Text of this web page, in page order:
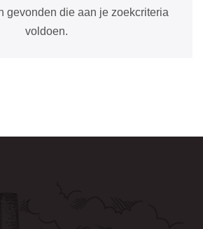
gevonden die aan je zoekcriteria
voldoen.